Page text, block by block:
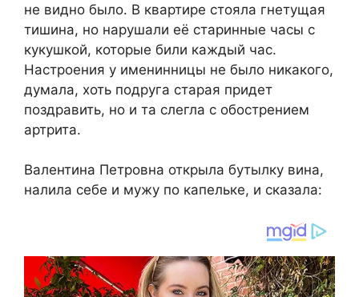
не видно было. В квартире стояла гнетущая
тишина, но нарушали её старинные часы с
кукушкой, которые били каждый час.
Настроения у именинницы не было никакого,
думала, хоть подруга старая придет
поздравить, но и та слегла с обострением
артрита.
Валентина Петровна открыла бутылку вина,
налила себе и мужу по капельке, и сказала: